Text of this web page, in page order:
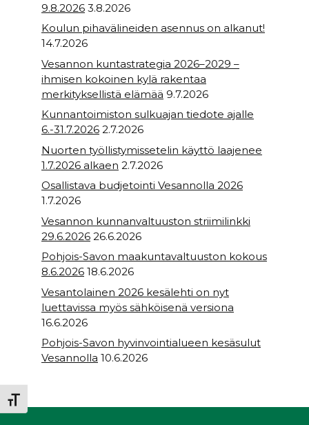
Toggle Font size
9.8.2026 3.8.2026
Koulun pihavälineiden asennus on alkanut!
14.7.2026
Vesannon kuntastrategia 2026–2029 –
ihmisen kokoinen kylä rakentaa
merkityksellistä elämää 9.7.2026
Kunnantoimiston sulkuajan tiedote ajalle
6.-31.7.2026 2.7.2026
Nuorten työllistymissetelin käyttö laajenee
1.7.2026 alkaen 2.7.2026
Osallistava budjetointi Vesannolla 2026
1.7.2026
Vesannon kunnanvaltuuston striimilinkki
29.6.2026 26.6.2026
Pohjois-Savon maakuntavaltuuston kokous
8.6.2026 18.6.2026
Vesantolainen 2026 kesälehti on nyt
luettavissa myös sähköisenä versiona
16.6.2026
Pohjois-Savon hyvinvointialueen kesäsulut
Vesannolla 10.6.2026